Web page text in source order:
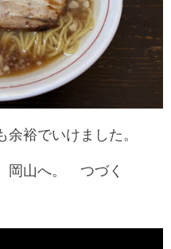
裕でいけました。
岡山へ。 つづく